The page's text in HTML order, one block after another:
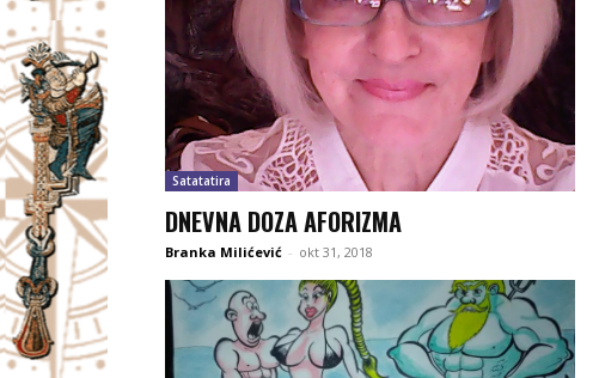
Satatatira
DNEVNA DOZA AFORIZMA
Branka Milićević - okt 31, 2018